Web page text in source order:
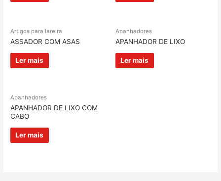
Artigos para lareira
ASSADOR COM ASAS
Ler mais
Apanhadores
APANHADOR DE LIXO
Ler mais
Apanhadores
APANHADOR DE LIXO COM
CABO
Ler mais